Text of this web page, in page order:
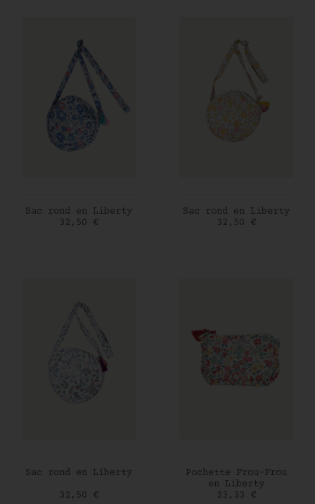
AJOUTER AU PANIER
Sac rond en Liberty
Prix
32,50 €
AJOUTER AU PANIER
Sac rond en Liberty
Prix
32,50 €
AJOUTER AU PANIER
Sac rond en Liberty
Prix
32,50 €
AJOUTER AU PANIER
Pochette Frou-Frou
en Liberty
Prix
23,33 €